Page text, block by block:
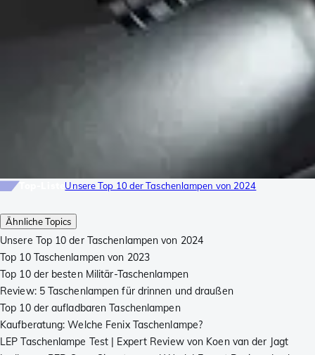
Ähnliche Topics
Unsere Top 10 der Taschenlampen von 2024
Top 10 Taschenlampen von 2023
Top 10 der besten Militär-Taschenlampen
Review: 5 Taschenlampen für drinnen und draußen
Top 10 der aufladbaren Taschenlampen
Kaufberatung: Welche Fenix Taschenlampe?
LEP Taschenlampe Test | Expert Review von Koen van der Jagt
Unsere Top 10 der Taschenlampen von 2024